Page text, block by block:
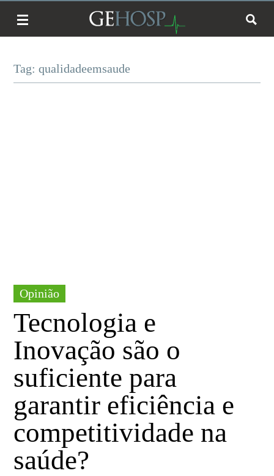
Tag: qualidadeemsaude
Opinião
Tecnologia e
Inovação são o
suficiente para
garantir eficiência e
competitividade na
saúde?